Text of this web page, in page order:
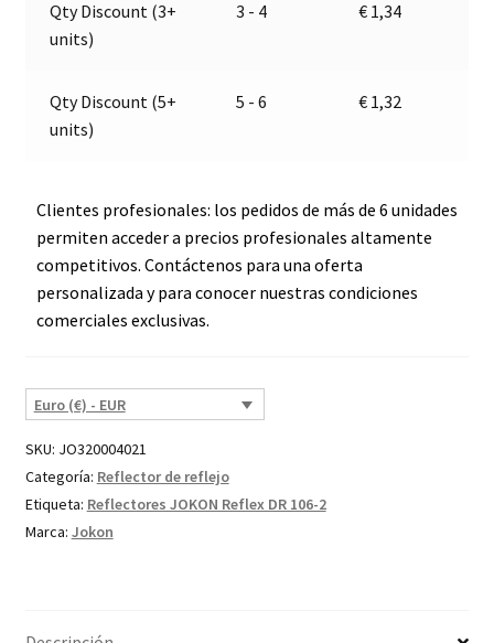
Qty Discount (3+
units)
3 - 4 € 1,34
Qty Discount (5+
units)
5 - 6 € 1,32
Clientes profesionales: los pedidos de más de 6 unidades
permiten acceder a precios profesionales altamente
competitivos. Contáctenos para una oferta
personalizada y para conocer nuestras condiciones
comerciales exclusivas.
Euro (€) - EUR
SKU: JO320004021
Categoría: Reflector de reflejo
Etiqueta: Reflectores JOKON Reflex DR 106-2
Marca: Jokon